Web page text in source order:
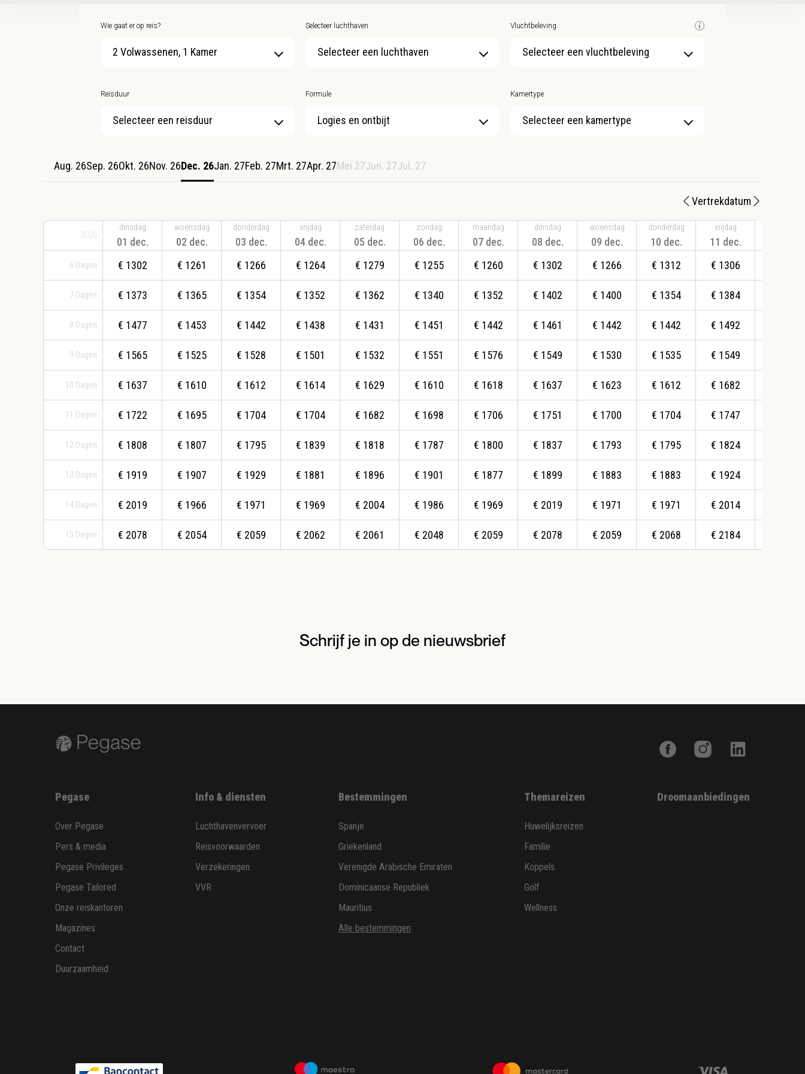
Wie gaat er op reis?
2 Volwassenen, 1 Kamer
Selecteer luchthaven
Selecteer een luchthaven
Vluchtbeleving
Selecteer een vluchtbeleving
Reisduur
Selecteer een reisduur
Formule Kamertype
Selecteer een kamertype
Aug. 26Sep. 26Okt. 26Nov. 26Dec. 26Jan. 27Feb. 27Mrt. 27Apr. 27Mei 27Jun. 27Jul. 27
Vertrekdatum
2026
6 Dagen
7 Dagen
8 Dagen
9 Dagen
10 Dagen
11 Dagen
12 Dagen
13 Dagen
14 Dagen
15 Dagen
dinsdag
01 dec.
€ 1302
€ 1373
€ 1477
€ 1565
€ 1637
€ 1722
€ 1808
€ 1919
€ 2019
€ 2078
woensdag
02 dec.
€ 1261
€ 1365
€ 1453
€ 1525
€ 1610
€ 1695
€ 1807
€ 1907
€ 1966
€ 2054
donderdag
03 dec.
€ 1266
€ 1354
€ 1442
€ 1528
€ 1612
€ 1704
€ 1795
€ 1929
€ 1971
€ 2059
vrijdag
04 dec.
€ 1264
€ 1352
€ 1438
€ 1501
€ 1614
€ 1704
€ 1839
€ 1881
€ 1969
€ 2062
zaterdag
05 dec.
€ 1279
€ 1362
€ 1431
€ 1532
€ 1629
€ 1682
€ 1818
€ 1896
€ 2004
€ 2061
zondag
06 dec.
€ 1255
€ 1340
€ 1451
€ 1551
€ 1610
€ 1698
€ 1787
€ 1901
€ 1986
€ 2048
maandag
07 dec.
€ 1260
€ 1352
€ 1442
€ 1576
€ 1618
€ 1706
€ 1800
€ 1877
€ 1969
€ 2059
dinsdag
08 dec.
€ 1302
€ 1402
€ 1461
€ 1549
€ 1637
€ 1751
€ 1837
€ 1899
€ 2019
€ 2078
woensdag
09 dec.
€ 1266
€ 1400
€ 1442
€ 1530
€ 1623
€ 1700
€ 1793
€ 1883
€ 1971
€ 2059
donderdag
10 dec.
€ 1312
€ 1354
€ 1442
€ 1535
€ 1612
€ 1704
€ 1795
€ 1883
€ 1971
€ 2068
vrijdag
11 dec.
€ 1306
€ 1384
€ 1492
€ 1549
€ 1682
€ 1747
€ 1824
€ 1924
€ 2014
€ 2184
Schrijf je in op de nieuwsbrief
Pegase
Over Pegase
Pers & media
Pegase Privileges
Pegase Tailored
Onze reiskantoren
Magazines
Contact
Duurzaamheid
Info & diensten
Luchthavenvervoer
Reisvoorwaarden
Verzekeringen
VVR
Bestemmingen
Spanje
Griekenland
Verenigde Arabische Emiraten
Dominicaanse Republiek
Mauritius
Alle bestemmingen
Themareizen
Huwelijksreizen
Familie
Koppels
Golf
Wellness
Droomaanbiedingen